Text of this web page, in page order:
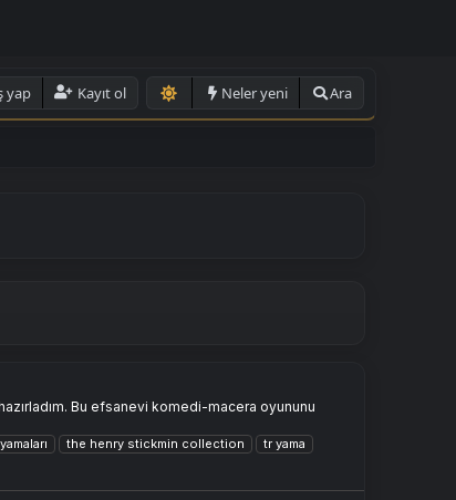
yap Kayıt ol Neler yeni Ara
Bu efsanevi komedi-macera oyununu
the henry stickmin collection
tr yama